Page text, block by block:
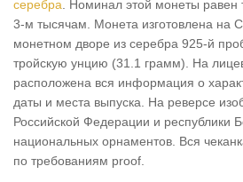
серебра . Номинал этой монеты
3-м тысячам. Монета изготовлена на
монетном дворе из серебра 925-й
тройскую унцию (31.1 грамм). На
расположена вся информация о
даты и места выпуска. На реверсе
Российской Федерации и республики
национальных орнаментов. Вся
по требованиям proof.